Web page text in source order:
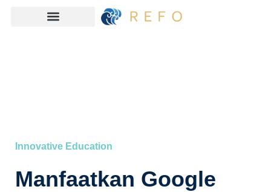
Innovative Education
Manfaatkan Google